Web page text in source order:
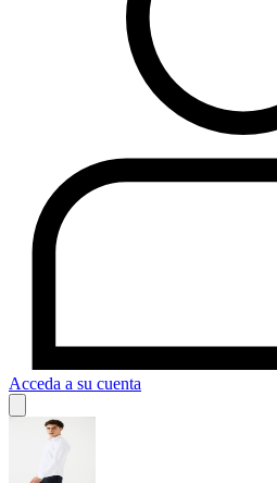
Acceda a su cuenta